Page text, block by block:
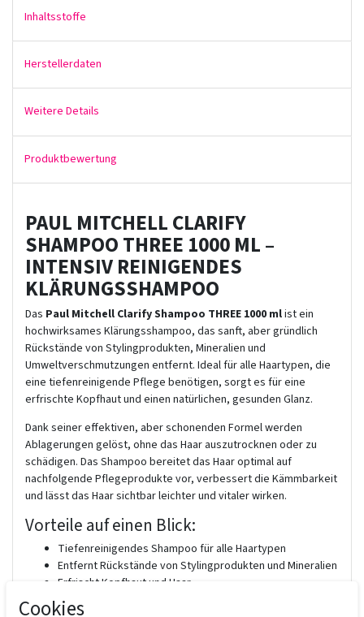
Inhaltsstoffe
Herstellerdaten
Weitere Details
Produktbewertung
PAUL MITCHELL CLARIFY
SHAMPOO THREE 1000 ML –
INTENSIV REINIGENDES
KLÄRUNGSSHAMPOO
Das Paul Mitchell Clarify Shampoo THREE 1000 mlist ein
hochwirksames Klärungsshampoo, das sanft, aber gründlich
Rückstände von Stylingprodukten, Mineralien und
Umweltverschmutzungen entfernt. Ideal für alle Haartypen, die
eine tiefenreinigende Pflege benötigen, sorgt es für eine
erfrischte Kopfhaut und einen natürlichen, gesunden Glanz.
Dank seiner effektiven, aber schonenden Formel werden
Ablagerungen gelöst, ohne das Haar auszutrocknen oder zu
schädigen. Das Shampoo bereitet das Haar optimal auf
nachfolgende Pflegeprodukte vor, verbessert die Kämmbarkeit
und lässt das Haar sichtbar leichter und vitaler wirken.
Vorteile auf einen Blick:
Tiefenreinigendes Shampoo für alle Haartypen
Entfernt Rückstände von Stylingprodukten und Mineralien
Erfrischt Kopfhaut und Haar
Bereitet Haar optimal für Conditioner oder
Cookies